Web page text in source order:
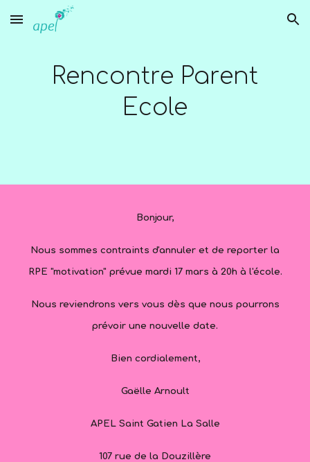
Skip to main content Skip to navigation
Rencontre Parent
Ecole
Bonjour,
Nous sommes contraints d'annuler et de reporter la
RPE "motivation" prévue mardi 17 mars à 20h à l'école.
Nous reviendrons vers vous dès que nous pourrons
prévoir une nouvelle date.
Bien cordialement,
Gaëlle Arnoult
APEL Saint Gatien La Salle
107 rue de la Douzillère